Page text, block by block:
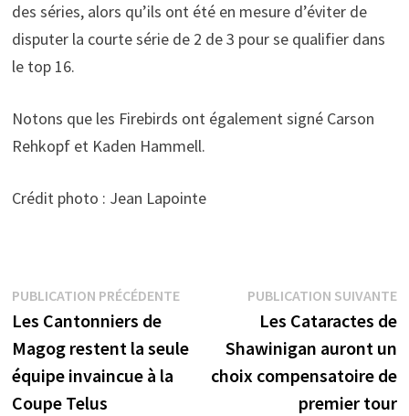
des séries, alors qu’ils ont été en mesure d’éviter de
disputer la courte série de 2 de 3 pour se qualifier dans
le top 16.
Notons que les Firebirds ont également signé Carson
Rehkopf et Kaden Hammell.
Crédit photo : Jean Lapointe
Navigation
de
l’article
PUBLICATION PRÉCÉDENTEPublication
précédente :
Les Cantonniers de
Magog restent la seule
équipe invaincue à la
Coupe Telus
PUBLICATION SUIVANTE
Les Cataractes de
Shawinigan auront un
choix compensatoire de
premier tour